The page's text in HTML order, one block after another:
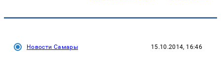
Новости Самары 15.10.2014, 16:46